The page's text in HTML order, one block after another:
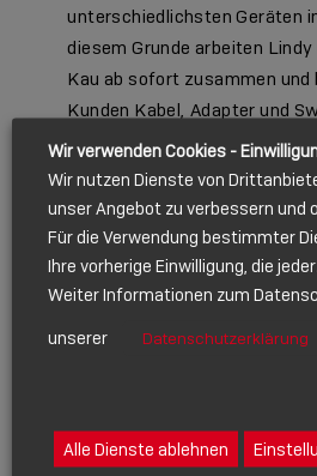
unterschiedlichsten Geräten
diesem Grunde arbeiten
Kau ab sofort zusammen und
Kunden Kabel, Adapter und
perfekte Koppelung der
Systeme in der heutigen […]
Wir verwenden Cookies -
Wir nutzen Dienste von
unser Angebot zu verbessern und
Für die Verwendung bestimmter
Ihre vorherige Einwilligung, die
Weiter Informationen zum
unserer
Datenschutzerklärung
Alle Dienste ablehnen